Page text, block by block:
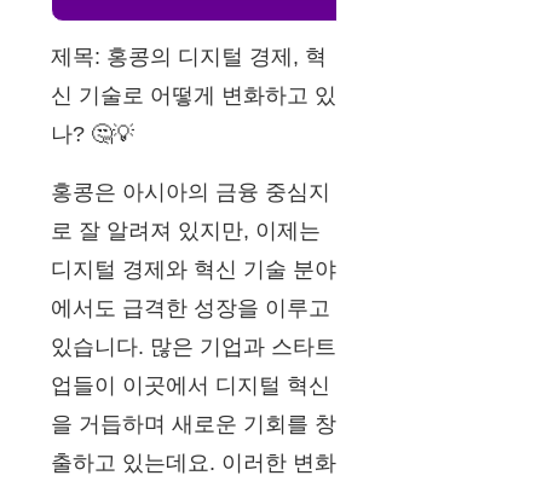
제목: 홍콩의 디지털 경제, 혁
신 기술로 어떻게 변화하고 있
나? 🤔💡
홍콩은 아시아의 금융 중심지
로 잘 알려져 있지만, 이제는
디지털 경제와 혁신 기술 분야
에서도 급격한 성장을 이루고
있습니다. 많은 기업과 스타트
업들이 이곳에서 디지털 혁신
을 거듭하며 새로운 기회를 창
출하고 있는데요. 이러한 변화